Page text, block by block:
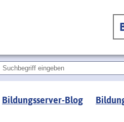
Bildungsserver-Blog